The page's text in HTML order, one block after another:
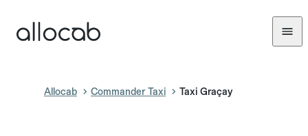
Allocab Commander Taxi Taxi Graçay